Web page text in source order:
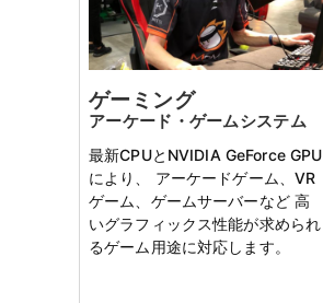
ゲーミング
アーケード・ゲームシステム
最新CPUとNVIDIA GeForce GPU
により、 アーケードゲーム、VR
ゲーム、ゲームサーバーなど 高
いグラフィックス性能が求められ
るゲーム用途に対応します。